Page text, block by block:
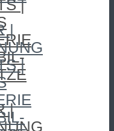
|
|
|
|